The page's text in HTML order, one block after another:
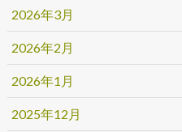
2026年3月
2026年2月
2026年1月
2025年12月